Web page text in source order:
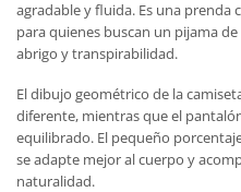
agradable y fluida. Es una prenda
para quienes buscan un pijama
abrigo y transpirabilidad.
El dibujo geométrico de la
diferente, mientras que el
equilibrado. El pequeño
se adapte mejor al cuerpo y
naturalidad.